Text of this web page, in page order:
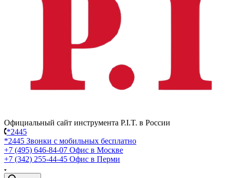
Официальный сайт инструмента P.I.T. в России
*2445
*2445 Звонки с мобильных бесплатно
+7 (495) 646-84-07 Офис в Москве
+7 (342) 255-44-45 Офис в Перми